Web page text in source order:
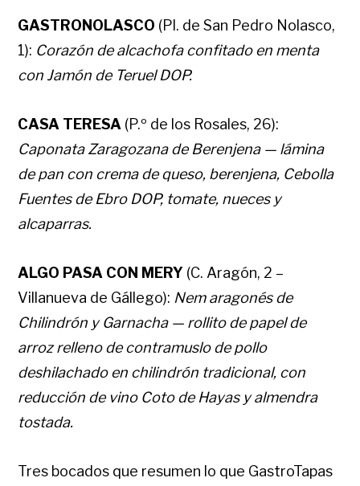
GASTRONOLASCO (Pl. de San Pedro Nolasco,
1): Corazón de alcachofa confitado en menta
con Jamón de Teruel DOP.
CASA TERESA (P.º de los Rosales, 26):
Caponata Zaragozana de Berenjena — lámina
de pan con crema de queso, berenjena, Cebolla
Fuentes de Ebro DOP, tomate, nueces y
alcaparras.
ALGO PASA CON MERY (C. Aragón, 2 –
Villanueva de Gállego): Nem aragonés de
Chilindrón y Garnacha — rollito de papel de
arroz relleno de contramuslo de pollo
deshilachado en chilindrón tradicional, con
reducción de vino Coto de Hayas y almendra
tostada.
Tres bocados que resumen lo que GastroTapas